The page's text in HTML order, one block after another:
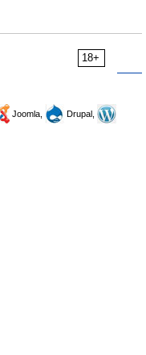
18+
Joomla,
Drupal,